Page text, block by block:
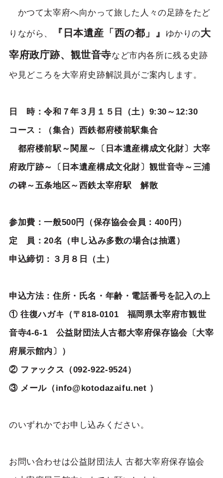
かつて太宰府へ向かって旅した人々の足跡をたど
りながら、 『日本遺産「西の都」』 ゆかりの大
宰府政庁跡、観世音寺など市内各所に残る史跡
や見どころを大宰府史跡解説員がご案内します。
日 時：令和７年３月１５日（土）9:30～12:30
コース：（集合）西鉄都府楼前駅集合
都府楼前駅～関屋～〔日本遺産構成文化財〕大宰
府政庁跡～〔日本遺産構成文化財〕観世音寺～三浦
の碑～五条地区～西鉄太宰府駅 解散
参加費：一般500円（保存協会会員：400円）
定 員：20名（申し込み多数の場合は抽選）
申込締切：３月８日（土）
申込方法：住所・氏名・年齢・電話番号を記入の上
① 往復ハガキ（〒818-0101 福岡県太宰府市観世
音寺4-6-1 公益財団法人古都大宰府保存協会〔大宰
府展示館内〕）
② ファックス（092-922-9524）
③ メール（info@kotodazaifu.net ）
のいずれかでお申し込みください。
お問い合わせは公益財団法人 古都大宰府保存協会